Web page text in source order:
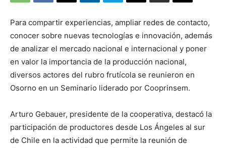
Para compartir experiencias, ampliar redes de contacto,
conocer sobre nuevas tecnologías e innovación, además
de analizar el mercado nacional e internacional y poner
en valor la importancia de la producción nacional,
diversos actores del rubro frutícola se reunieron en
Osorno en un Seminario liderado por Cooprinsem.
Arturo Gebauer, presidente de la cooperativa, destacó la
participación de productores desde Los Ángeles al sur
de Chile en la actividad que permite la reunión de